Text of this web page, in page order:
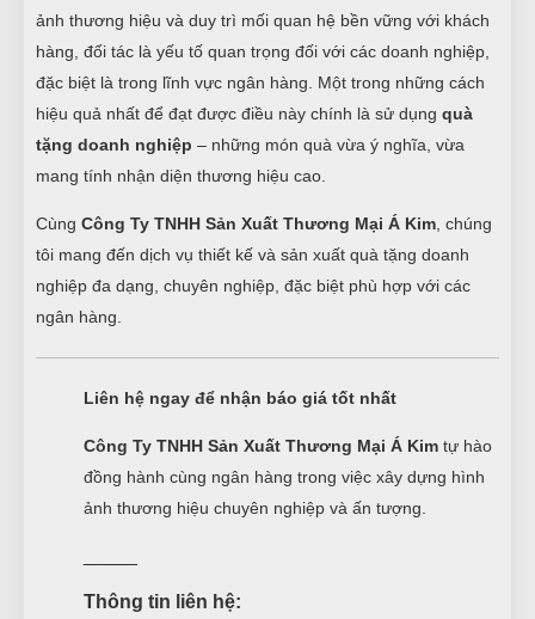
ảnh thương hiệu và duy trì mối quan hệ bền vững với khách
hàng, đối tác là yếu tố quan trọng đối với các doanh nghiệp,
đặc biệt là trong lĩnh vực ngân hàng. Một trong những cách
hiệu quả nhất để đạt được điều này chính là sử dụng quà
tặng doanh nghiệp – những món quà vừa ý nghĩa, vừa
mang tính nhận diện thương hiệu cao.
Cùng Công Ty TNHH Sản Xuất Thương Mại Á Kim , chúng
tôi mang đến dịch vụ thiết kế và sản xuất quà tặng doanh
nghiệp đa dạng, chuyên nghiệp, đặc biệt phù hợp với các
ngân hàng.
Liên hệ ngay để nhận báo giá tốt nhất
Công Ty TNHH Sản Xuất Thương Mại Á Kim tự hào
đồng hành cùng ngân hàng trong việc xây dựng hình
ảnh thương hiệu chuyên nghiệp và ấn tượng.
Thông tin liên hệ: